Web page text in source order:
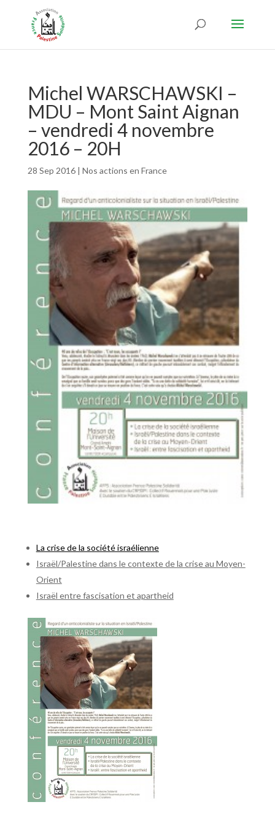
Michel WARSCHAWSKI –
MDU – Mont Saint Aignan
– vendredi 4 novembre
2016 – 20H
28 Sep 2016| Nos actions en France
La crise de la société israélienne
Israël/Palestine dans le contexte de la crise au Moyen-
Orient
Israël entre fascisation et apartheid